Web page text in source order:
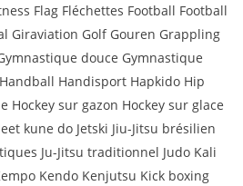
Flag Fléchettes Football Football
Giraviation Golf Gouren Grappling
douce Gymnastique
Handisport Hapkido Hip
Hockey sur gazon Hockey sur glace
kune do Jetski Jiu-Jitsu brésilien
Ju-Jitsu traditionnel Judo Kali
Kendo Kenjutsu Kick boxing